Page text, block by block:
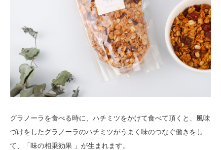
グラノーラを食べる時に、ハチミツをかけて食べて頂くと、風味
づけをしたグラノーラのハチミツがうまく味のつなぐ働きをし
て、「味の相乗効果 」が生まれます。